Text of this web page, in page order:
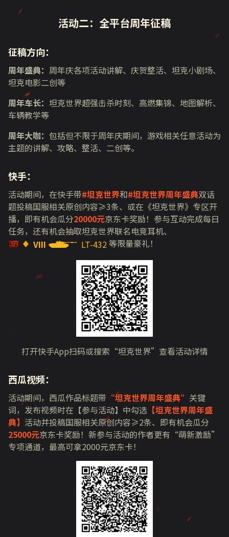
活动二：全平台周年征稿
征稿方向：
周年盛典： 周年庆各项活动讲解、庆贺整活、坦克小剧场、
坦克电影二创等
周年车长： 坦克世界超强击杀时刻、高燃集锦、地图解析、
车辆教学等
周年大咖： 包括但不限于周年庆期间，游戏相关任意活动为
主题的讲解、攻略、整活、二创等。
快手：
活动期间，在快手带#坦克世界和#坦克世界周年盛典双话
题投稿国服相关原创内容≥3条、或在《坦克世界》专区开
播，即有机会瓜分20000元京东卡奖励！参与互动完成每日
任务，还有机会抽取坦克世界联名电竞耳机、
VIII
LT-432等限量豪礼！
打开快手App扫码或搜索“坦克世界”查看活动详情
西瓜视频：
活动期间，西瓜作品标题带 “坦克世界周年盛典” 关键
词，发布视频时在【参与活动】中勾选 【坦克世界周年盛
典】 活动并投稿国服相关原创内容≥2条、即有机会瓜分
25000元京东卡奖励！新参与活动的作者更有“萌新激励”
专项通道，最高可拿2000元京东卡！